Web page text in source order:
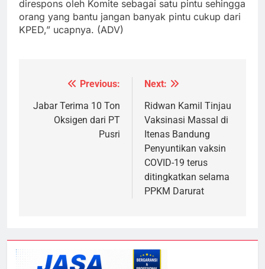
direspons oleh Komite sebagai satu pintu sehingga
orang yang bantu jangan banyak pintu cukup dari
KPED,” ucapnya. (ADV)
Navigasi
pos
Previous:
Jabar Terima 10 Ton
Oksigen dari PT
Pusri
Next:
Ridwan Kamil Tinjau
Vaksinasi Massal di
Itenas Bandung
Penyuntikan vaksin
COVID-19 terus
ditingkatkan selama
PPKM Darurat